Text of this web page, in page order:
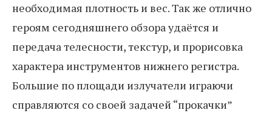
необходимая плотность и вес. Так же отлично
героям сегодняшнего обзора удаётся и
передача телесности, текстур, и прорисовка
характера инструментов нижнего регистра.
Большие по площади излучатели играючи
справляются со своей задачей “прокачки”